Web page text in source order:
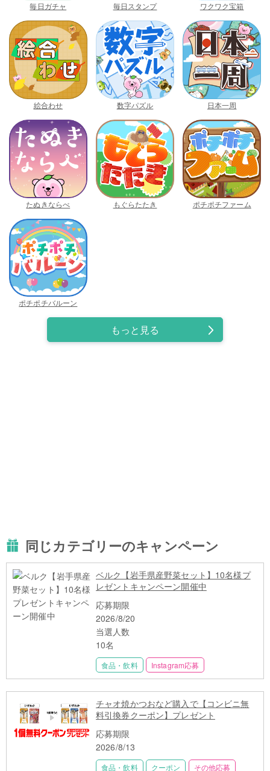
毎日ガチャ 毎日スタンプ ワクワク宝箱
絵合わせ 数字パズル 日本一周
たぬきならべ もぐらたたき ポチポチファーム
ポチポチバルーン
もっと見る
同じカテゴリーのキャンペーン
ベルク【岩手県産野菜セット】10名様プ
レゼントキャンペーン開催中
応募期限
2026/8/20
当選人数
10名
食品・飲料 Instagram応募
チャオ焼かつおなど購入で【コンビニ無
料引換券クーポン】プレゼント
応募期限
2026/8/13
食品・飲料 クーポン その他応募